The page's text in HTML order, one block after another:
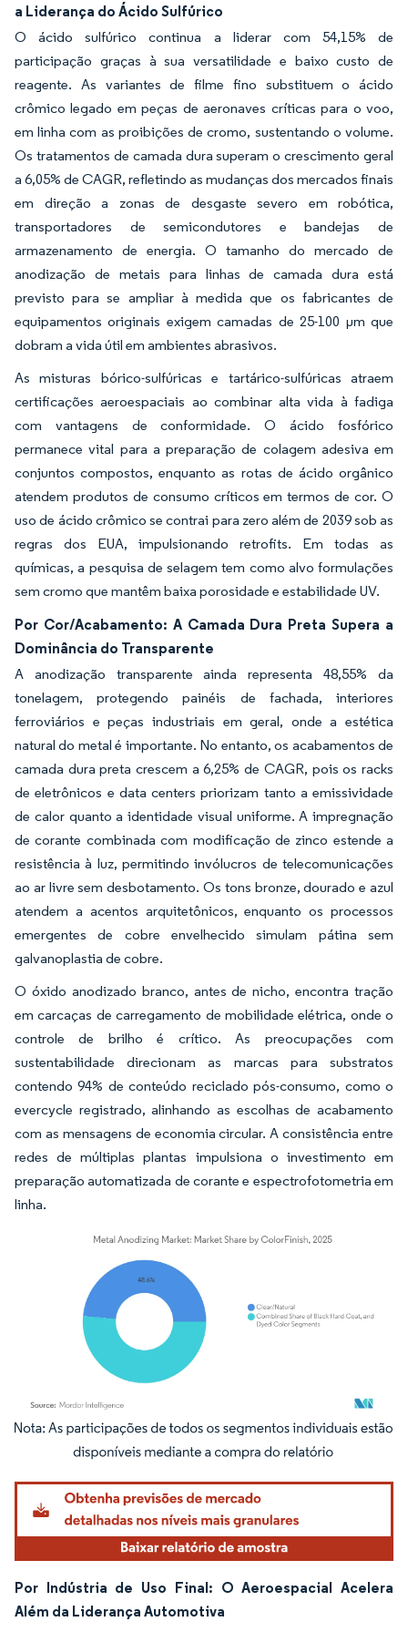
a Liderança do Ácido Sulfúrico
O ácido sulfúrico continua a liderar com 54,15% de
participação graças à sua versatilidade e baixo custo de
reagente. As variantes de filme fino substituem o ácido
crômico legado em peças de aeronaves críticas para o voo,
em linha com as proibições de cromo, sustentando o volume.
Os tratamentos de camada dura superam o crescimento geral
a 6,05% de CAGR, refletindo as mudanças dos mercados finais
em direção a zonas de desgaste severo em robótica,
transportadores de semicondutores e bandejas de
armazenamento de energia. O tamanho do mercado de
anodização de metais para linhas de camada dura está
previsto para se ampliar à medida que os fabricantes de
equipamentos originais exigem camadas de 25-100 µm que
dobram a vida útil em ambientes abrasivos.
As misturas bórico-sulfúricas e tartárico-sulfúricas atraem
certificações aeroespaciais ao combinar alta vida à fadiga
com vantagens de conformidade. O ácido fosfórico
permanece vital para a preparação de colagem adesiva em
conjuntos compostos, enquanto as rotas de ácido orgânico
atendem produtos de consumo críticos em termos de cor. O
uso de ácido crômico se contrai para zero além de 2039 sob as
regras dos EUA, impulsionando retrofits. Em todas as
químicas, a pesquisa de selagem tem como alvo formulações
sem cromo que mantêm baixa porosidade e estabilidade UV.
Por Cor/Acabamento: A Camada Dura Preta Supera a
Dominância do Transparente
A anodização transparente ainda representa 48,55% da
tonelagem, protegendo painéis de fachada, interiores
ferroviários e peças industriais em geral, onde a estética
natural do metal é importante. No entanto, os acabamentos de
camada dura preta crescem a 6,25% de CAGR, pois os racks
de eletrônicos e data centers priorizam tanto a emissividade
de calor quanto a identidade visual uniforme. A impregnação
de corante combinada com modificação de zinco estende a
resistência à luz, permitindo invólucros de telecomunicações
ao ar livre sem desbotamento. Os tons bronze, dourado e azul
atendem a acentos arquitetônicos, enquanto os processos
emergentes de cobre envelhecido simulam pátina sem
galvanoplastia de cobre.
O óxido anodizado branco, antes de nicho, encontra tração
em carcaças de carregamento de mobilidade elétrica, onde o
controle de brilho é crítico. As preocupações com
sustentabilidade direcionam as marcas para substratos
contendo 94% de conteúdo reciclado pós-consumo, como o
evercycle registrado, alinhando as escolhas de acabamento
com as mensagens de economia circular. A consistência entre
redes de múltiplas plantas impulsiona o investimento em
preparação automatizada de corante e espectrofotometria em
linha.
Imagem © Mordor Intelligence. O reuso requer atribuição conforme CC BY 4.0.
Por Indústria de Uso Final: O Aeroespacial Acelera
Além da Liderança Automotiva